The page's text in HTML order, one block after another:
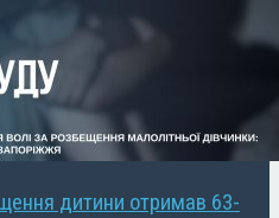
дитини отримав 63-